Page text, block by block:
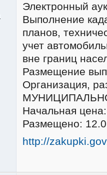
Электронный
Выполнение
планов,
учет
вне границ
Размещение
Организация,
Начальная
Размещено:
http://